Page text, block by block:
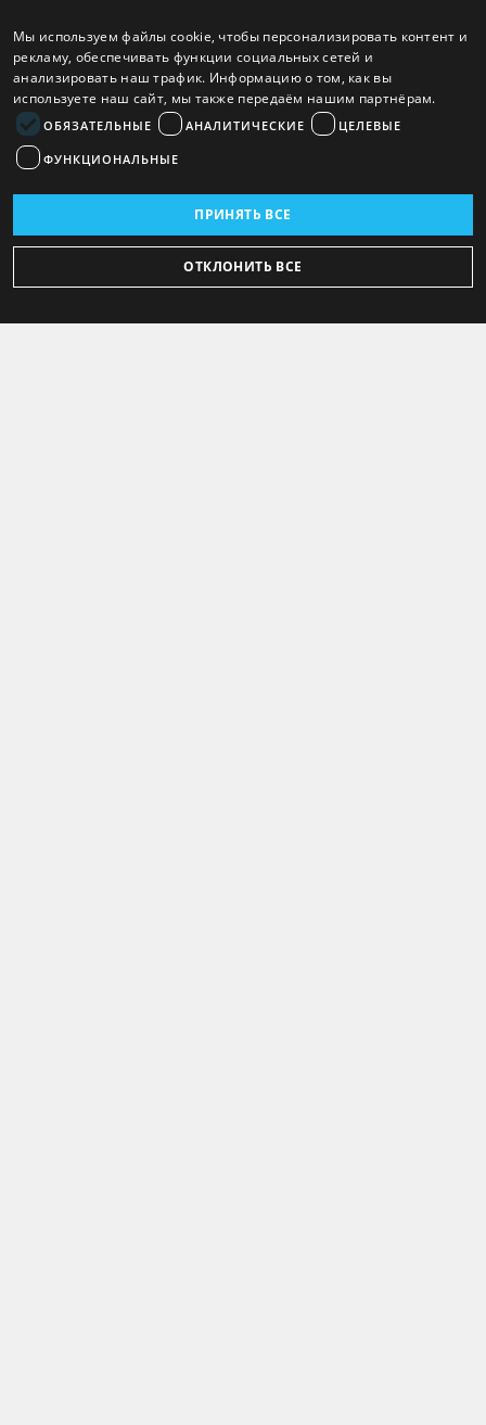
Мы используем файлы cookie, чтобы персонализировать контент и
рекламу, обеспечивать функции социальных сетей и
анализировать наш трафик. Информацию о том, как вы
используете наш сайт, мы также передаём нашим партнёрам.
ОБЯЗАТЕЛЬНЫЕ АНАЛИТИЧЕСКИЕ ЦЕЛЕВЫЕ
ФУНКЦИОНАЛЬНЫЕ
ПРИНЯТЬ ВСЕ
ОТКЛОНИТЬ ВСЕ